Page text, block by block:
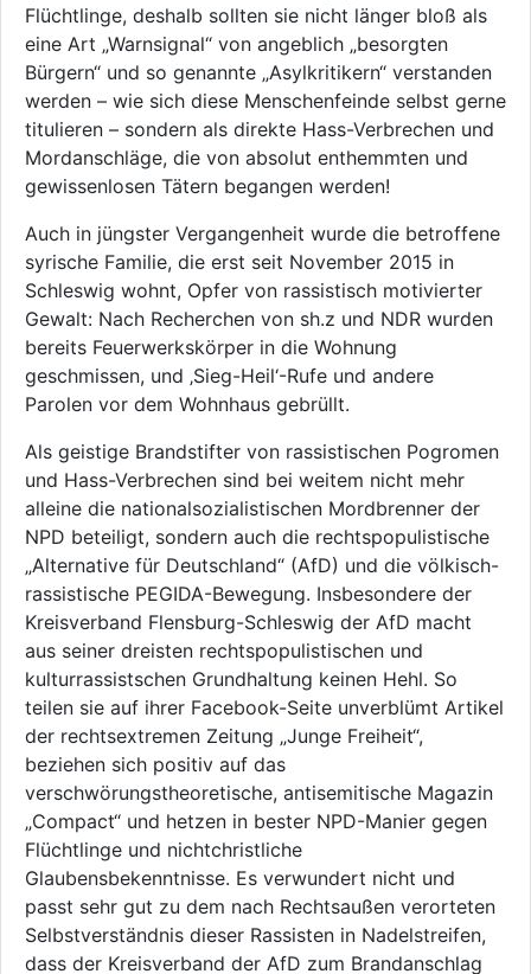
Flüchtlinge, deshalb sollten sie nicht länger bloß als
eine Art „Warnsignal“ von angeblich „besorgten
Bürgern“ und so genannte „Asylkritikern“ verstanden
werden – wie sich diese Menschenfeinde selbst gerne
titulieren – sondern als direkte Hass-Verbrechen und
Mordanschläge, die von absolut enthemmten und
gewissenlosen Tätern begangen werden!
Auch in jüngster Vergangenheit wurde die betroffene
syrische Familie, die erst seit November 2015 in
Schleswig wohnt, Opfer von rassistisch motivierter
Gewalt: Nach Recherchen von sh.z und NDR wurden
bereits Feuerwerkskörper in die Wohnung
geschmissen, und ‚Sieg-Heil‘-Rufe und andere
Parolen vor dem Wohnhaus gebrüllt.
Als geistige Brandstifter von rassistischen Pogromen
und Hass-Verbrechen sind bei weitem nicht mehr
alleine die nationalsozialistischen Mordbrenner der
NPD beteiligt, sondern auch die rechtspopulistische
„Alternative für Deutschland“ (AfD) und die völkisch-
rassistische PEGIDA-Bewegung. Insbesondere der
Kreisverband Flensburg-Schleswig der AfD macht
aus seiner dreisten rechtspopulistischen und
kulturrassistschen Grundhaltung keinen Hehl. So
teilen sie auf ihrer Facebook-Seite unverblümt Artikel
der rechtsextremen Zeitung „Junge Freiheit“,
beziehen sich positiv auf das
verschwörungstheoretische, antisemitische Magazin
„Compact“ und hetzen in bester NPD-Manier gegen
Flüchtlinge und nichtchristliche
Glaubensbekenntnisse. Es verwundert nicht und
passt sehr gut zu dem nach Rechtsaußen verorteten
Selbstverständnis dieser Rassisten in Nadelstreifen,
dass der Kreisverband der AfD zum Brandanschlag